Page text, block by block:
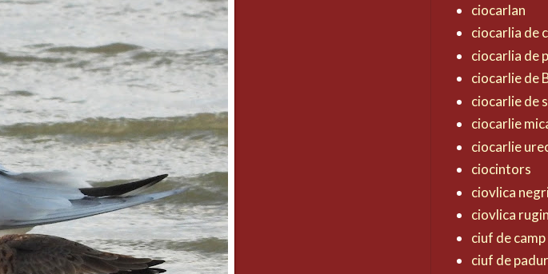
ciocarlan
ciocarlia de
ciocarlia de
ciocarlie de
ciocarlie de
ciocarlie
ciocarlie
ciocintors
ciovlica
ciovlica
ciuf de camp
ciuf de